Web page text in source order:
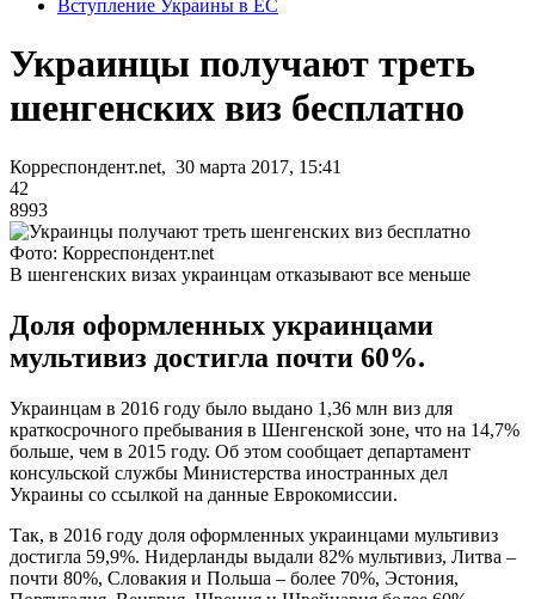
Вступление Украины в ЕС
Украинцы получают треть
шенгенских виз бесплатно
Корреспондент.net, 30 марта 2017, 15:41
42
8993
Фото: Корреспондент.net
В шенгенских визах украинцам отказывают все меньше
Доля оформленных украинцами
мультивиз достигла почти 60%.
Украинцам в 2016 году было выдано 1,36 млн виз для
краткосрочного пребывания в Шенгенской зоне, что на 14,7%
больше, чем в 2015 году. Об этом сообщает департамент
консульской службы Министерства иностранных дел
Украины со ссылкой на данные Еврокомиссии.
Так, в 2016 году доля оформленных украинцами мультивиз
достигла 59,9%. Нидерланды выдали 82% мультивиз, Литва –
почти 80%, Словакия и Польша – более 70%, Эстония,